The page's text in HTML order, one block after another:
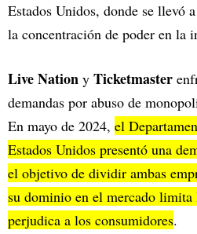
Estados Unidos, donde se llevó
la concentración de poder en la
Live Nation y Ticketmaster
demandas por abuso de
En mayo de 2024, el
Estados Unidos presentó una
el objetivo de dividir ambas
su dominio en el mercado
perjudica a los consumidores.